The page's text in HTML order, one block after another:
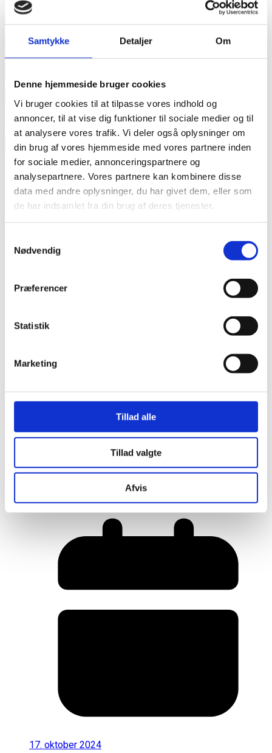
Samtykke Detaljer Om
Denne hjemmeside bruger cookies
Vi bruger cookies til at tilpasse vores indhold og
annoncer, til at vise dig funktioner til sociale medier og til
at analysere vores trafik. Vi deler også oplysninger om
din brug af vores hjemmeside med vores partnere inden
for sociale medier, annonceringspartnere og
analysepartnere. Vores partnere kan kombinere disse
data med andre oplysninger, du har givet dem, eller som
de har indsamlet fra din brug af deres tjenester.
Nødvendig
Præferencer
Statistik
Marketing
Tillad alle
Tillad valgte
Afvis
annonce
RAINBOW BUSINESS DENMARK
Her er alle vinderne fra årets Danish
17. oktober 2024